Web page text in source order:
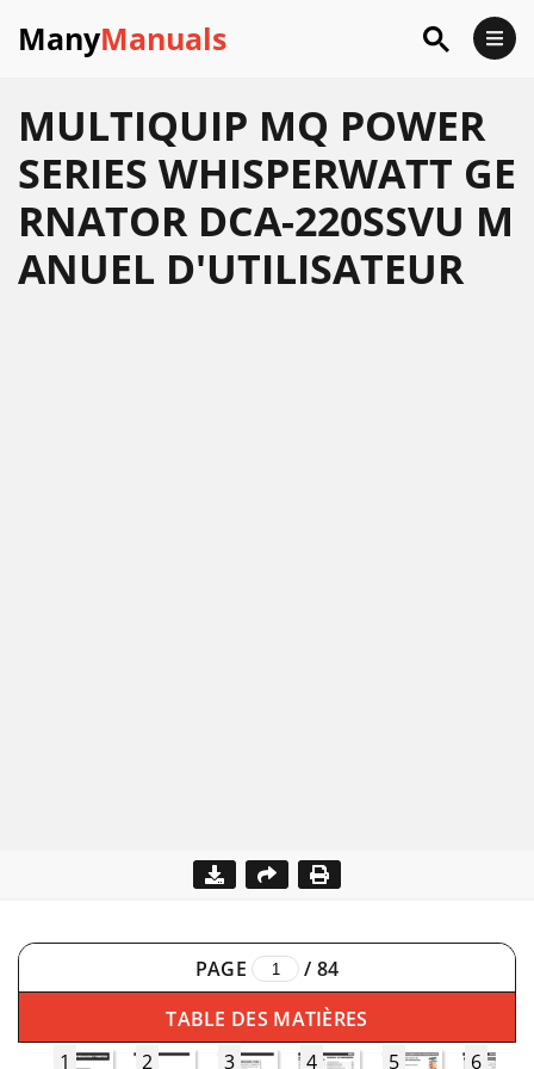
ManyManuals
MULTIQUIP MQ POWER
SERIES WHISPERWATT GE
RNATOR DCA-220SSVU M
ANUEL D'UTILISATEUR
PAGE / 84
TABLE DES MATIÈRES
1
2 3 4 5 6